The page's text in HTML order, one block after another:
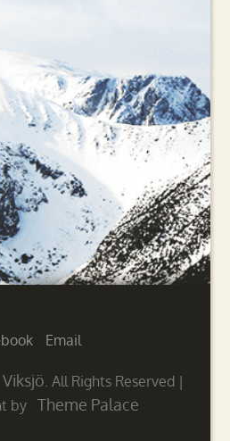
Email
Viksjö. All Rights Reserved |
by
Theme Palace